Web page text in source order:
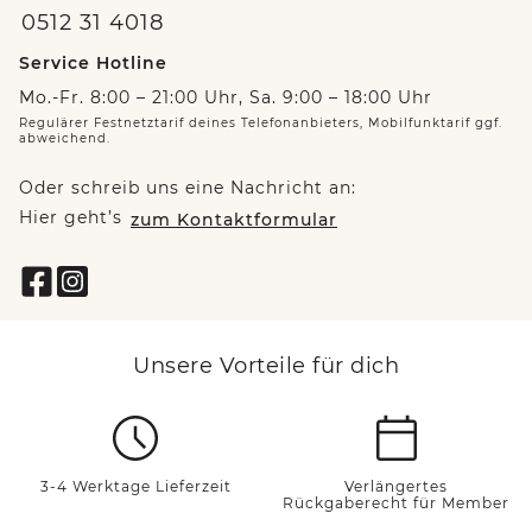
0512 31 4018
Service Hotline
Mo.-Fr. 8:00 – 21:00 Uhr, Sa. 9:00 – 18:00 Uhr
Regulärer Festnetztarif deines Telefonanbieters, Mobilfunktarif ggf.
abweichend.
Oder schreib uns eine Nachricht an:
Hier geht’s zum Kontaktformular
Unsere Vorteile für dich
3-4 Werktage Lieferzeit
Verlängertes
Rückgaberecht für Member